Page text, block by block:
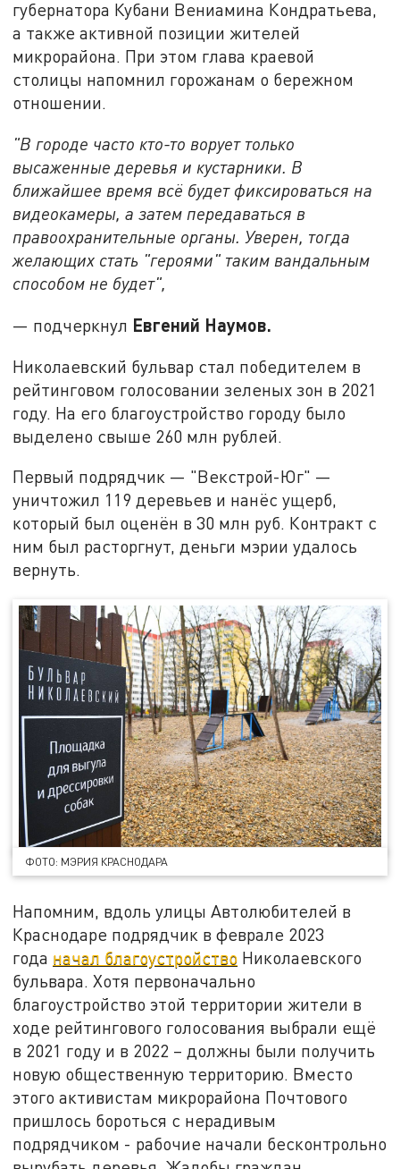
губернатора Кубани Вениамина Кондратьева,
а также активной позиции жителей
микрорайона. При этом глава краевой
столицы напомнил горожанам о бережном
отношении.
"В городе часто кто-то ворует только
высаженные деревья и кустарники. В
ближайшее время всё будет фиксироваться на
видеокамеры, а затем передаваться в
правоохранительные органы. Уверен, тогда
желающих стать "героями" таким вандальным
способом не будет",
— подчеркнул Евгений Наумов.
Николаевский бульвар стал победителем в
рейтинговом голосовании зеленых зон в 2021
году. На его благоустройство городу было
выделено свыше 260 млн рублей.
Первый подрядчик — "Векстрой-Юг" —
уничтожил 119 деревьев и нанёс ущерб,
который был оценён в 30 млн руб. Контракт с
ним был расторгнут, деньги мэрии удалось
вернуть.
ФОТО: МЭРИЯ КРАСНОДАРА
Напомним, вдоль улицы Автолюбителей в
Краснодаре подрядчик в феврале 2023
года начал благоустройство Николаевского
бульвара. Хотя первоначально
благоустройство этой территории жители в
ходе рейтингового голосования выбрали ещё
в 2021 году и в 2022 – должны были получить
новую общественную территорию. Вместо
этого активистам микрорайона Почтового
пришлось бороться с нерадивым
подрядчиком - рабочие начали бесконтрольно